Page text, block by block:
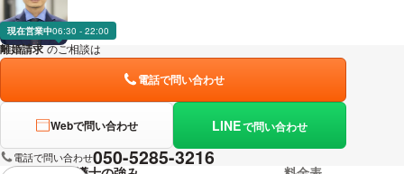
現在営業中06:30 - 22:00
離婚請求 のご相談は
電話で問い合わせ
Webで問い合わせ LINEで問い合わせ
電話で問い合わせ050-5285-3216